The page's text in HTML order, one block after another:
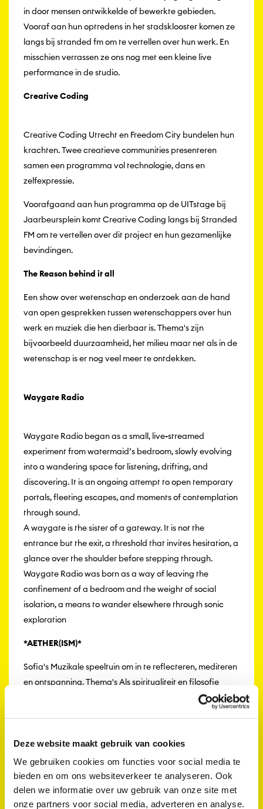
Deze website maakt gebruik van cookies
We gebruiken cookies om functies voor social media te
bieden en om ons websiteverkeer te analyseren. Ook
delen we informatie over uw gebruik van onze site met
onze partners voor social media, adverteren en analyse.
in door mensen ontwikkelde of bewerkte gebieden.
Vooraf aan hun optredens in het stadsklooster komen ze
langs bij stranded fm om te vertellen over hun werk. En
misschien verrassen ze ons nog met een kleine live
performance in de studio.
Creative Coding
Creative Coding Utrecht en Freedom City bundelen hun
krachten. Twee creatieve communities presenteren
samen een programma vol technologie, dans en
zelfexpressie.
Voorafgaand aan hun programma op de UITstage bij
Jaarbeursplein komt Creative Coding langs bij Stranded
FM om te vertellen over dit project en hun gezamenlijke
bevindingen.
The Reason behind it all
Een show over wetenschap en onderzoek aan de hand
van open gesprekken tussen wetenschappers over hun
werk en muziek die hen dierbaar is. Thema's zijn
bijvoorbeeld duurzaamheid, het milieu maar net als in de
wetenschap is er nog veel meer te ontdekken.
Waygate Radio
Waygate Radio began as a small, live-streamed
experiment from watermaid’s bedroom, slowly evolving
into a wandering space for listening, drifting, and
discovering. It is an ongoing attempt to open temporary
portals, fleeting escapes, and moments of contemplation
through sound.
A waygate is the sister of a gateway. It is not the
entrance but the exit, a threshold that invites hesitation, a
glance over the shoulder before stepping through.
Waygate Radio was born as a way of leaving the
confinement of a bedroom and the weight of social
isolation, a means to wander elsewhere through sonic
exploration
*AETHER(ISM)*
Sofia's Muzikale speeltuin om in te reflecteren, mediteren
en ontspanning. Thema's Als spiritualiteit en filosofie
komen samen met dromerige klanken om een immersieve
Muziek Interactief
Voorstellingen
Stranded FM